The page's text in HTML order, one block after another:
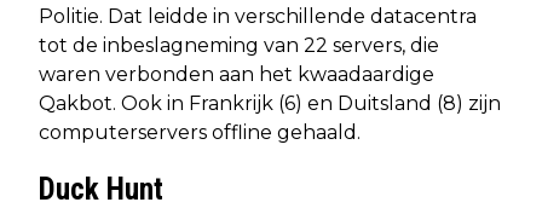
Politie. Dat leidde in verschillende datacentra
tot de inbeslagneming van 22 servers, die
waren verbonden aan het kwaadaardige
Qakbot. Ook in Frankrijk (6) en Duitsland (8) zijn
computerservers offline gehaald.
Duck Hunt